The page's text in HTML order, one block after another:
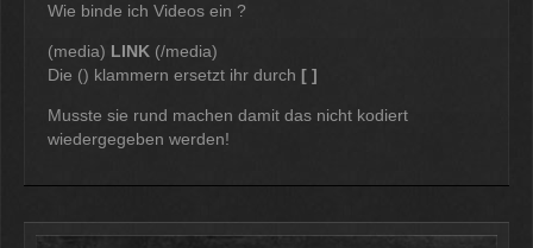
Wie binde ich Videos ein ?
(media) LINK (/media)
Die () klammern ersetzt ihr durch [ ]
Musste sie rund machen damit das nicht kodiert
wiedergegeben werden!